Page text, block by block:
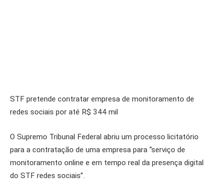
STF pretende contratar empresa de monitoramento de
redes sociais por até R$ 344 mil
O Supremo Tribunal Federal abriu um processo licitatório
para a contratação de uma empresa para “serviço de
monitoramento online e em tempo real da presença digital
do STF redes sociais”.